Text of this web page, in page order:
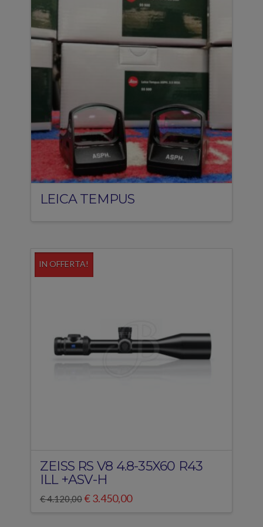
LEICA TEMPUS
IN OFFERTA!
ZEISS RS V8 4.8-35X60 R43
ILL +ASV-H
€4.120,00 Il
prezzo
€3.450,00Il
prezzo